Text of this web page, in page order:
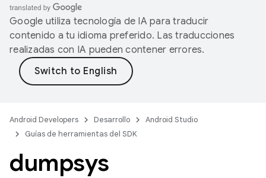
Google utiliza tecnología de IA para traducir
contenido a tu idioma preferido. Las traducciones
realizadas con IA pueden contener errores.
Android Developers Desarrollo
Android Studio
Guías de herramientas del SDK
dumpsys